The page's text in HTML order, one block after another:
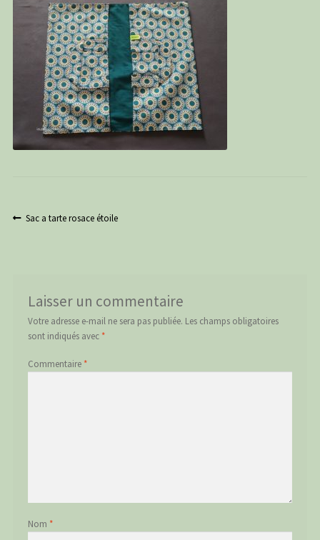
CONTACT
Navigation
Article
Sac a tarte rosace étoile
Laisser un commentaire
Votre adresse e-mail ne sera pas publiée. Les champs obligatoires
sont indiqués avec *
Commentaire *
Nom *